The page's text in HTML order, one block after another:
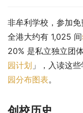
非牟利学校，参加免
全港大约有 1,025 间
20% 是私立独立团
园计划 」，入读这
园分布图表。